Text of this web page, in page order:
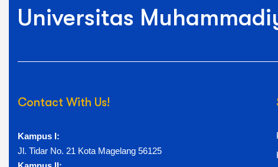
Universitas
Contact With Us!
Kampus I:
Jl. Tidar No. 21 Kota Magelang 56125